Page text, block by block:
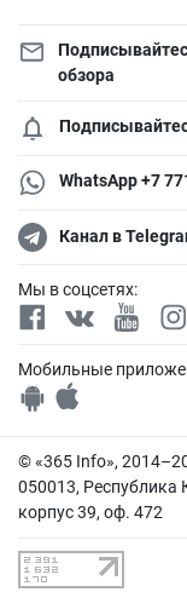
обзора
WhatsApp +7
Канал в
Мы в соцсетях:
Мобильные
© «365 Info»,
050013, Республика
корпус 39, оф. 472